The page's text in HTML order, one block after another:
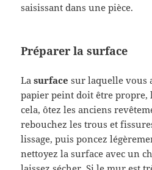
saisissant dans une pièce.
Préparer la surface
Lasurface sur laquelle vous
papier peint doit être propre,
cela, ôtez les anciens
rebouchez les trous et
lissage, puis poncez
nettoyez la surface avec un